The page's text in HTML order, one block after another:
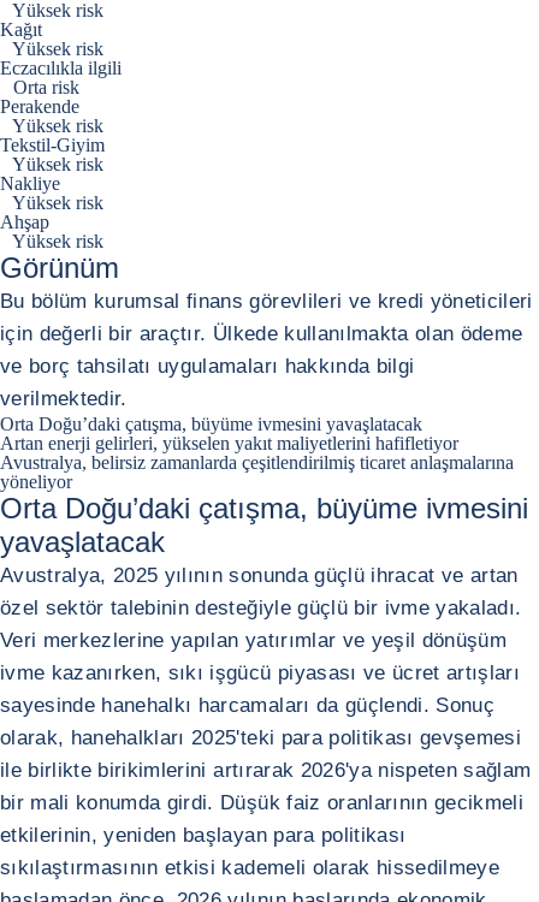
Yüksek risk
Kağıt
Yüksek risk
Eczacılıkla ilgili
Orta risk
Perakende
Yüksek risk
Tekstil-Giyim
Yüksek risk
Nakliye
Yüksek risk
Ahşap
Yüksek risk
Görünüm
Bu bölüm kurumsal finans görevlileri ve kredi yöneticileri
için değerli bir araçtır. Ülkede kullanılmakta olan ödeme
ve borç tahsilatı uygulamaları hakkında bilgi
verilmektedir.
Orta Doğu’daki çatışma, büyüme ivmesini yavaşlatacak
Artan enerji gelirleri, yükselen yakıt maliyetlerini hafifletiyor
Avustralya, belirsiz zamanlarda çeşitlendirilmiş ticaret anlaşmalarına
yöneliyor
Orta Doğu’daki çatışma, büyüme ivmesini
yavaşlatacak
Avustralya, 2025 yılının sonunda güçlü ihracat ve artan
özel sektör talebinin desteğiyle güçlü bir ivme yakaladı.
Veri merkezlerine yapılan yatırımlar ve yeşil dönüşüm
ivme kazanırken, sıkı işgücü piyasası ve ücret artışları
sayesinde hanehalkı harcamaları da güçlendi. Sonuç
olarak, hanehalkları 2025'teki para politikası gevşemesi
ile birlikte birikimlerini artırarak 2026'ya nispeten sağlam
bir mali konumda girdi. Düşük faiz oranlarının gecikmeli
etkilerinin, yeniden başlayan para politikası
sıkılaştırmasının etkisi kademeli olarak hissedilmeye